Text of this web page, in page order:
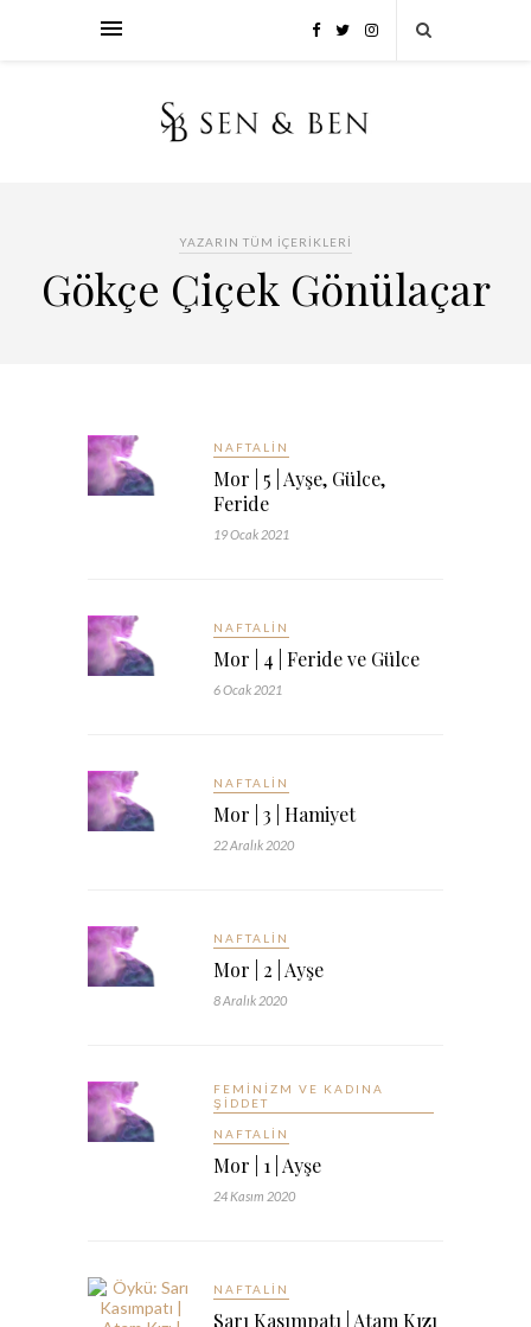
YAZARIN TÜM İÇERIKLERI
Gökçe Çiçek Gönülaçar
NAFTALIN
Mor | 5 | Ayşe, Gülce,
Feride
19 Ocak 2021
NAFTALIN
Mor | 4 | Feride ve Gülce
6 Ocak 2021
NAFTALIN
Mor | 3 | Hamiyet
22 Aralık 2020
NAFTALIN
Mor | 2 | Ayşe
8 Aralık 2020
FEMINIZM VE KADINA
ŞIDDET
NAFTALIN
Mor | 1 | Ayşe
24 Kasım 2020
NAFTALIN
Sarı Kasımpatı | Atam Kızı